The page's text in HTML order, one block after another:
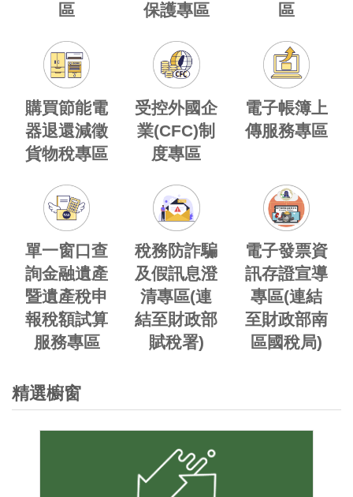
區
保護專區
區
購買節能電
器退還減徵
貨物稅專區
受控外國企
業(CFC)制
度專區
電子帳簿上
傳服務專區
單一窗口查
詢金融遺產
暨遺產稅申
報稅額試算
服務專區
稅務防詐騙
及假訊息澄
清專區(連
結至財政部
賦稅署)
電子發票資
訊存證宣導
專區(連結
至財政部南
區國稅局)
精選櫥窗